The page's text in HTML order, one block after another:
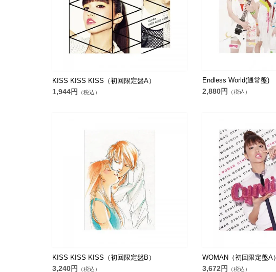
KISS KISS KISS（初回限定盤A）
1,944円 （税込）
Endless World(通常盤)
2,880円 （税込）
KISS KISS KISS（初回限定盤B）
3,240円 （税込）
WOMAN（初回限定盤A）
3,672円 （税込）